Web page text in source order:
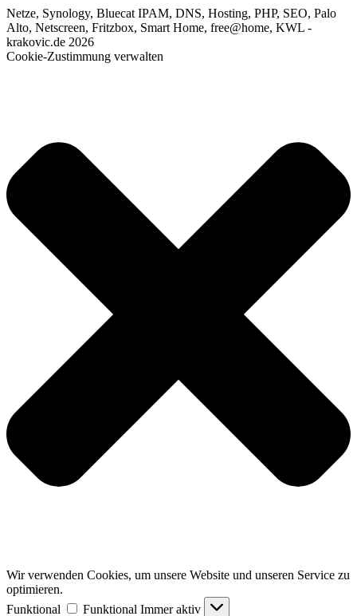
Netze, Synology, Bluecat IPAM, DNS, Hosting, PHP, SEO, Palo
Alto, Netscreen, Fritzbox, Smart Home, free@home, KWL -
krakovic.de 2026
Cookie-Zustimmung verwalten
Wir verwenden Cookies, um unsere Website und unseren Service zu
optimieren.
Funktional
Funktional Immer aktiv